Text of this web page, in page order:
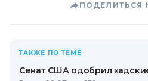
ПОДЕЛИТЬСЯ
ТАКЖЕ ПО ТЕМЕ
Сенат США одобрил